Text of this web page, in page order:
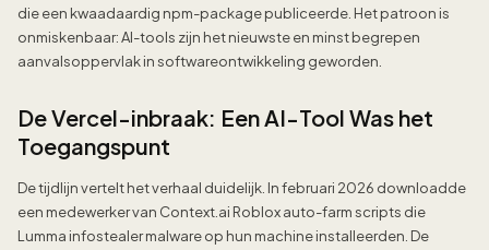
die een kwaadaardig npm-package publiceerde. Het patroon is
onmiskenbaar: AI-tools zijn het nieuwste en minst begrepen
aanvalsoppervlak in softwareontwikkeling geworden.
De Vercel-inbraak: Een AI-Tool Was het
Toegangspunt
De tijdlijn vertelt het verhaal duidelijk. In februari 2026 downloadde
een medewerker van Context.ai Roblox auto-farm scripts die
Lumma infostealer malware op hun machine installeerden. De